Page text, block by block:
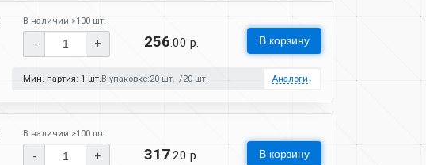
В наличии >100 шт.
- + 256.00 р. В корзину
Мин. партия: 1 шт.В упаковке:20 шт. 20 шт. Аналоги↓
В наличии >100 шт.
- + 317.20 р. В корзину